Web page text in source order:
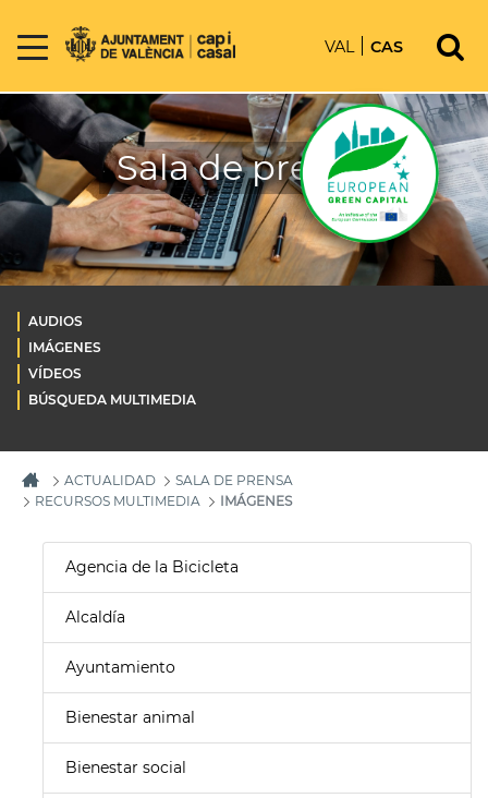
VAL CAS
Sala de prensa
AUDIOS
IMÁGENES
VÍDEOS
BÚSQUEDA MULTIMEDIA
ACTUALIDAD
SALA DE PRENSA
RECURSOS MULTIMEDIA
IMÁGENES
Agencia de la Bicicleta
Alcaldía
Ayuntamiento
Bienestar animal
Bienestar social